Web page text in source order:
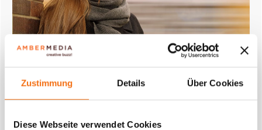
Zustimmung Details Über Cookies
Diese Webseite verwendet Cookies